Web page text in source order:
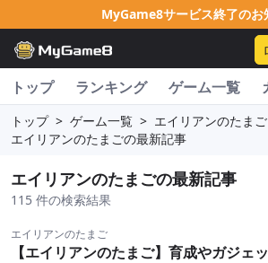
MyGame8サービス終了のお
トップ ランキング ゲーム一覧
トップ > ゲーム一覧 > エイリアンのたまご
エイリアンのたまごの最新記事
エイリアンのたまごの最新記事
115 件の検索結果
エイリアンのたまご
【エイリアンのたまご】育成やガジェッ